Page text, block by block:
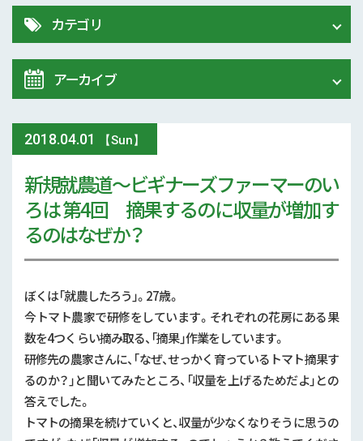
2018.04.01 【Sun】
新規就農道～ビギナーズファーマーのい
ろは 第4回 摘果するのに収量が増加す
るのはなぜか？
ぼくは「就農したろう」。27歳。
今トマト農家で研修をしています。それぞれの花房にある果
数を4つくらい摘み取る、「摘果」作業をしています。
研修先の農家さんに、「なぜ、せっかく育っているトマト摘果す
るのか？」と聞いてみたところ、「収量を上げるためだよ」との
答えでした。
トマトの摘果を続けていくと、収量が少なくなりそうに思うの
カテゴリ
ALL
農業研究センター
試験研究情報
その他
中山間地域対策
担い手対策
新規就農者
熊本県青年農業者クラブ
農大
流通・地産地消
アーカイブ
2026年 (5)
2025年 (6)
2024年 (13)
2023年 (6)
2022年 (8)
2021年 (13)
2020年 (21)
2019年 (5)